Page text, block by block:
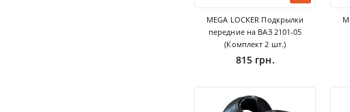
MEGA LOCKER Подкрылки
передние на ВАЗ 2101-05
(Комплект 2 шт.)
815 грн.